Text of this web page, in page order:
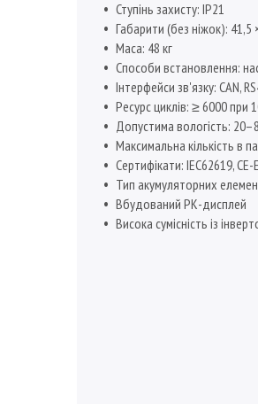
Ступінь захисту: IP21
Габарити (без ніжок): 41,5
Маса: 48 кг
Способи встановлення:
Інтерфейси зв'язку: CAN,
Ресурс циклів: ≥ 6000 при
Допустима вологість:
Максимальна кількість в
Сертифікати: IEC62619, CE-
Тип акумуляторних
Вбудований РК-дисплей
Висока сумісність із